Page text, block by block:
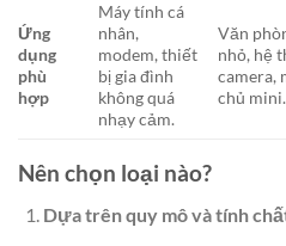
Ứng
dụng
phù
hợp
Máy tính cá
nhân,
modem, thiết
bị gia đình
không quá
nhạy cảm.
Văn
nhỏ, hệ
camera,
chủ mini.
Nên chọn loại nào?
Dựa trên quy mô và tính